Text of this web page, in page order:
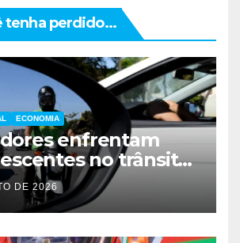
tenha perdido...
ECONOMIA
enfrentam
no trânsito
DE 2026